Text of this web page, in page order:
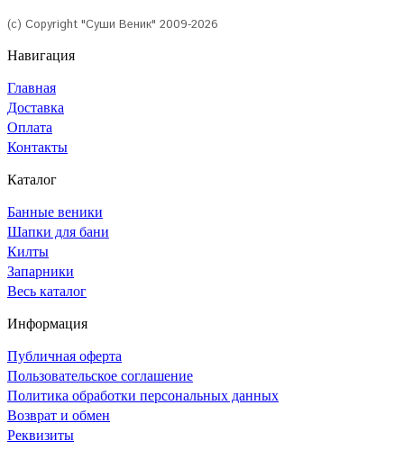
(с) Copyright "Суши Веник" 2009-2026
Навигация
Главная
Доставка
Оплата
Контакты
Каталог
Банные веники
Шапки для бани
Килты
Запарники
Весь каталог
Информация
Публичная оферта
Пользовательское соглашение
Политика обработки персональных данных
Возврат и обмен
Реквизиты